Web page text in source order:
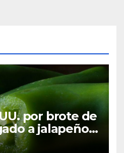
por brote de
a jalapeños
345